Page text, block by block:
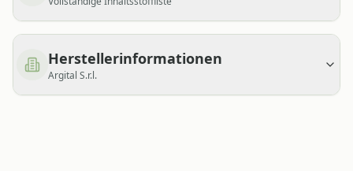
Herstellerinformationen
Argital S.r.l.